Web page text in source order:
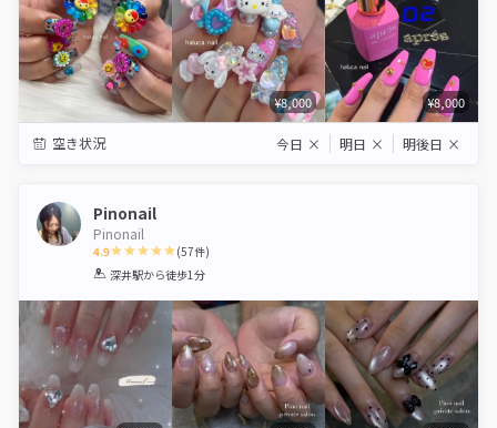
¥8,000 ¥8,000
空き状況 今日 × 明日 × 明後日 ×
Pinonail
Pinonail
4.9
1 2 3 4 5
(57件)
深井駅から徒歩1分